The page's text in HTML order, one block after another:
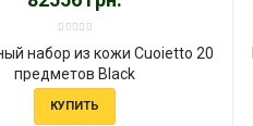
набор из кожи Cuoietto 20
предметов Black
КУПИТЬ